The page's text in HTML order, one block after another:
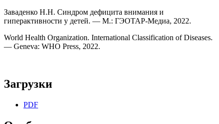
Заваденко Н.Н. Синдром дефицита внимания и
гиперактивности у детей. — М.: ГЭОТАР-Медиа, 2022.
World Health Organization. International Classification of Diseases.
— Geneva: WHO Press, 2022.
Загрузки
PDF